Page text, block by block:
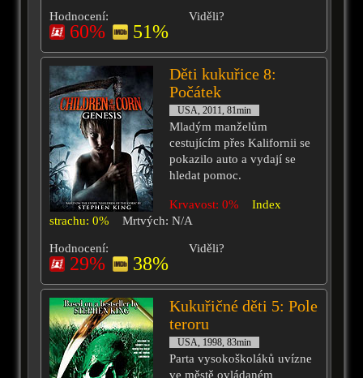
Hodnocení:
60% 51%
Viděli?
Děti kukuřice 8:
Počátek
USA, 2011, 81min
Mladým manželům
cestujícím přes Kalifornii se
pokazilo auto a vydají se
hledat pomoc.
Krvavost: 0%
Index
strachu: 0%
Mrtvých: N/A
Hodnocení:
29% 38%
Viděli?
Kukuřičné děti 5: Pole
teroru
USA, 1998, 83min
Parta vysokoškoláků uvízne
ve městě ovládaném